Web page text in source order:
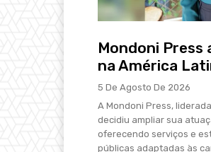
Mondoni Press
na América
5 De Agosto De 2026
A Mondoni Press,
decidiu ampliar sua
oferecendo serviços e
públicas adaptadas às